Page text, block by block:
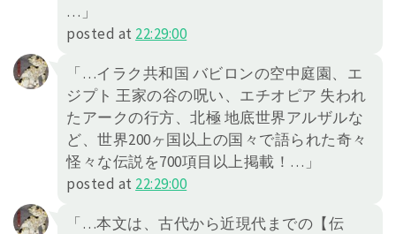
…」
posted at 22:29:00
「…イラク共和国 バビロンの空中庭園、エ
ジプト 王家の谷の呪い、エチオピア 失われ
たアークの行方、北極 地底世界アルザルな
ど、世界200ヶ国以上の国々で語られた奇々
怪々な伝説を700項目以上掲載！…」
posted at 22:29:00
「…本文は、古代から近現代までの【伝